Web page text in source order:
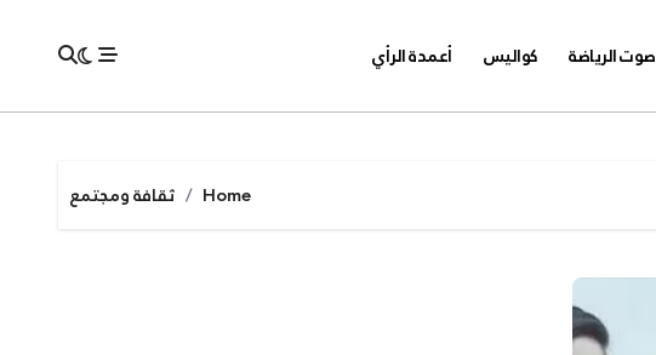
صوت الرياضة كواليس أعمدة الرأي
Home ثقافة ومجتمع